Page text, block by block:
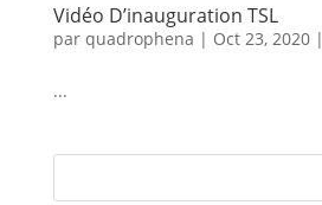
Vidéo D’inauguration TSL
par quadrophena | Oct 23, 2020|
...